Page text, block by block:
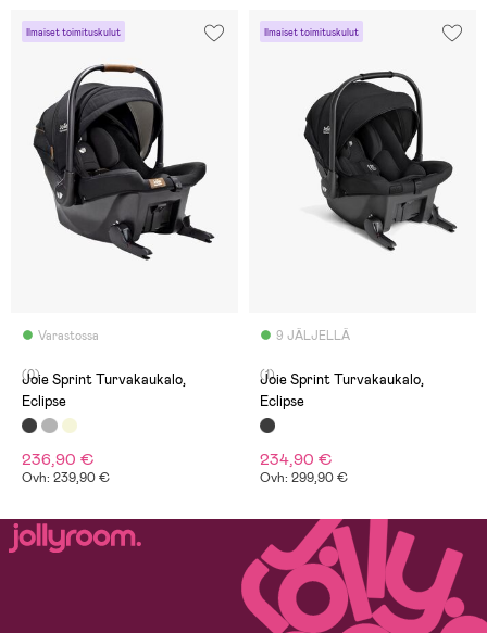
Ilmaiset toimituskulut
Varastossa
(0)
Joie Sprint Turvakaukalo,
Eclipse
236,90 €
Ovh: 239,90 €
Ilmaiset toimituskulut
9 JÄLJELLÄ
(1)
Joie Sprint Turvakaukalo,
Eclipse
234,90 €
Ovh: 299,90 €